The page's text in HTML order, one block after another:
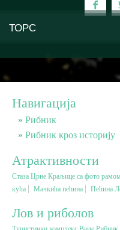
ТОРС
Планински туризам
Бањски туризам
Вјерски туризам
Авантура
Навигација
Рибник
Рибник кроз историју
Атрактивности
Стаза Црне Краљице са фото рамом
кућа
Мачкића пећина Пећина
Лов и риболов